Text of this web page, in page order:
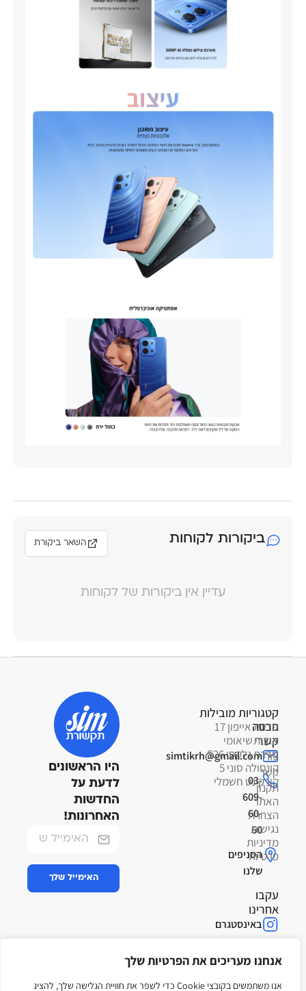
אנחנו מעריכים את הפרטיות שלך
אנו משתמשים בקובצי Cookie כדי לשפר את חוויית הגלישה שלך, להציג
ביקורות לקוחות השאר ביקורת
עדיין אין ביקורות של לקוחות
פרטי
קשר
simtikrh@gmail.com
03-
609-
60-
60
הסניפים
שלנו
עקבו
אחרינו
באינסטגרם
חברה
אודות
צור
קשר
תקנון
האתר
הצהרת
נגישות
מדיניות
פרטיות
קטגוריות מובילות
סדרת אייפון 17
מוצרי שיאומי
סדרת גלקסי S26
קונסולה סוני 5
קורקינט חשמלי
היו הראשונים
לדעת על
החדשות
האחרונות!
האימייל שלך